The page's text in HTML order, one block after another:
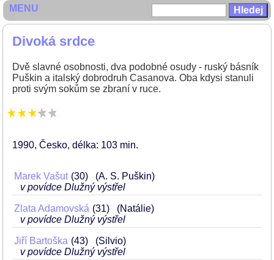
Divoká srdce
Dvě slavné osobnosti, dva podobné osudy - ruský básník
Puškin a italský dobrodruh Casanova. Oba kdysi stanuli
proti svým sokům se zbraní v ruce.
1990 Česko délka: 103 min
Marek Vašut 30
(A. S. Puškin)
v povídce Dlužný výstřel
Zlata Adamovská 31
(Natálie)
v povídce Dlužný výstřel
Jiří Bartoška 43
(Silvio)
v povídce Dlužný výstřel
MENU